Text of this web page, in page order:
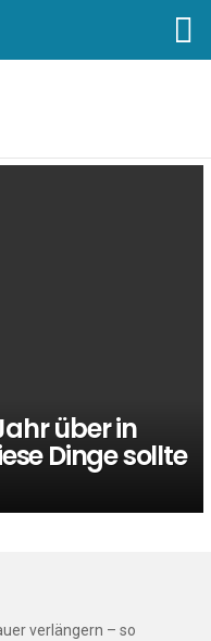
über in
Dinge sollte
verlängern – so